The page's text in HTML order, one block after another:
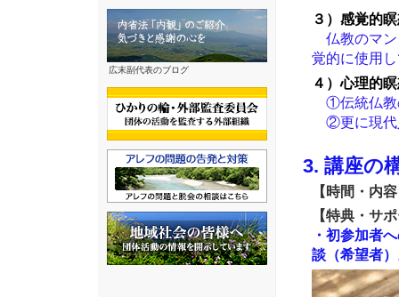
３）感覚的
仏教のマ
覚的に使用
４）心理的
①伝統仏教
②更に現代
3. 講座の
【時間・内
【特典・サ
・初参加者
談（希望者
広末副代表のブログ